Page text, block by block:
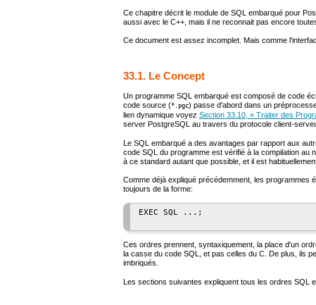
Ce chapitre décrit le module de SQL embarqué pour
aussi avec le C++ , mais il ne reconnait pas encore
Ce document est assez incomplet. Mais comme
33.1. Le Concept
Un programme SQL embarqué est composé de code
code source (*.pgc) passe d'abord dans un
lien dynamique voyez Section 33.10, « Traiter des
server PostgreSQL au travers du protocole client-
Le SQL embarqué a des avantages par rapport aux
code SQL du programme est vérifié à la compilation au
à ce standard autant que possible, et il est
Comme déjà expliqué précédemment, les programmes
toujours de la forme:
EXEC SQL ...;
Ces ordres prennent, syntaxiquement, la place d'un
la casse du code SQL
, et pas celles du C. De plus, ils
imbriqués.
Les sections suivantes expliquent tous les ordres SQL